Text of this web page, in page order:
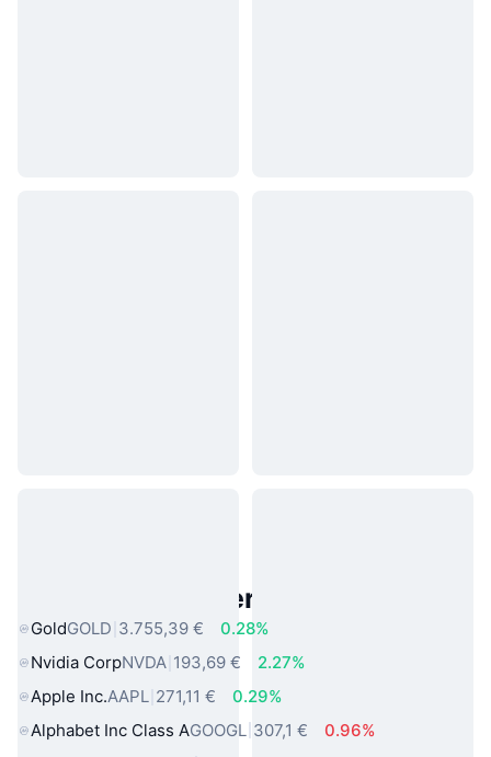
Beliebte reale Vermögenswerte
GoldGOLD 3.755,39 €
0.28%
Nvidia CorpNVDA 193,69 €
2.27%
Apple Inc.AAPL 271,11 €
0.29%
Alphabet Inc Class AGOOGL 307,1 €
0.96%